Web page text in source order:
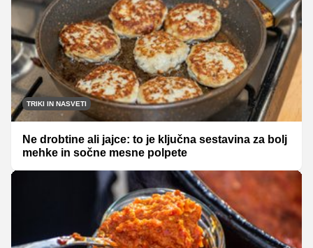
TRIKI IN NASVETI
Ne drobtine ali jajce: to je ključna sestavina za bolj
mehke in sočne mesne polpete